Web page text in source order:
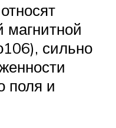
сильно
поля и